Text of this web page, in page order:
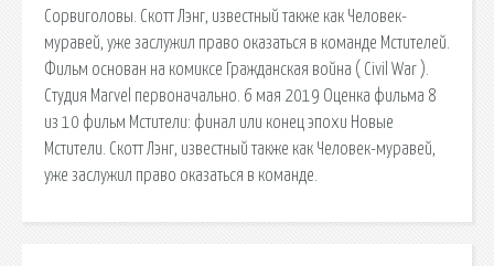
Сорвиголовы. Скотт Лэнг, известный также как Человек-
муравей, уже заслужил право оказаться в команде Мстителей.
Фильм основан на комиксе Гражданская война ( Civil War ).
Студия Marvel первоначально. 6 мая 2019 Оценка фильма 8
из 10 фильм Мстители: финал или конец эпохи Новые
Мстители. Скотт Лэнг, известный также как Человек-муравей,
уже заслужил право оказаться в команде.